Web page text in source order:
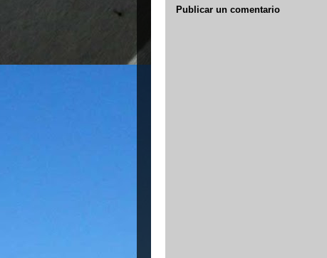
Publicar un comentario